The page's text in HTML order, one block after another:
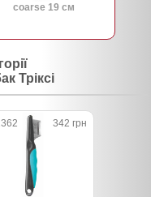
coarse 19 см
Тріксі
342 грн